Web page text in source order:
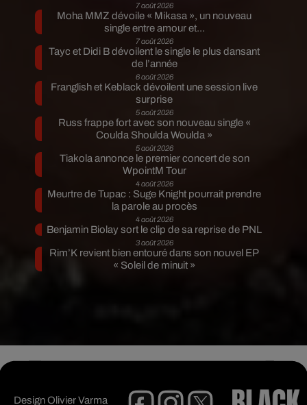
7 août 2026
Moha MMZ dévoile « Mikasa », un nouveau
single entre amour et...
7 août 2026
Tayc et Didi B dévoilent le single le plus dansant
de l’année
6 août 2026
Franglish et Keblack dévoilent une session live
surprise
5 août 2026
Russ frappe fort avec son nouveau single «
Coulda Shoulda Woulda »
5 août 2026
Tiakola annonce le premier concert de son
WpointM Tour
4 août 2026
Meurtre de Tupac : Suge Knight pourrait prendre
la parole au procès
4 août 2026
Benjamin Biolay sort le clip de sa reprise de PNL
3 août 2026
Rim’K revient bien entouré dans son nouvel EP
« Soleil de minuit »
DesignOlivier Varma